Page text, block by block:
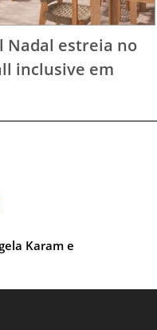
Nadal estreia no
inclusive em
Karam e